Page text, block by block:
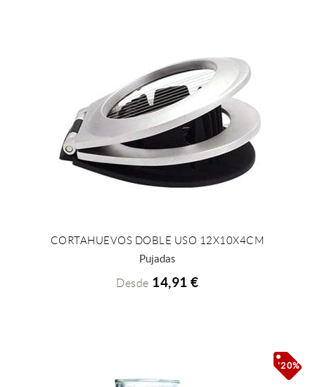
+ INFO
CORTAHUEVOS DOBLE USO 12X10X4CM
Pujadas
Desde 14,91 €
'20%'